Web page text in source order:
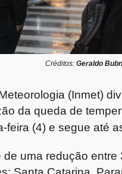
Créditos: Geraldo
(Inmet)
da queda de
feira (4) e segue até
uma redução entre